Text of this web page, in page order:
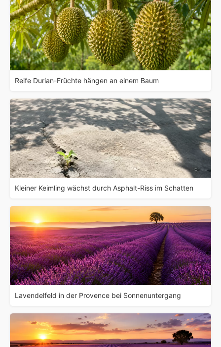
Reife Durian-Früchte hängen an einem Baum
Kleiner Keimling wächst durch Asphalt-Riss im Schatten
Lavendelfeld in der Provence bei Sonnenuntergang